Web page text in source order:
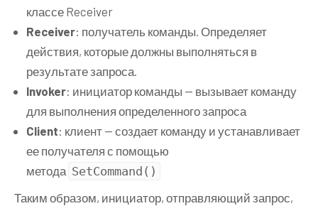
        command
}
        command
.
}
public void Cancel()
{
        command
.Undo();
class Client
классе Receiver
Receiver: получатель команды. Определяет
действия, которые должны выполняться в
результате запроса.
Invoker: инициатор команды — вызывает команду
для выполнения определенного запроса
Client: клиент — создает команду и устанавливает
ее получателя с помощью
метода SetCommand ()
Таким образом, инициатор, отправляющий запрос,